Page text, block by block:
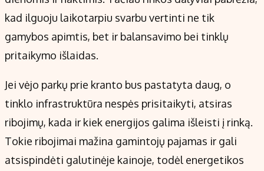
kad ilguoju laikotarpiu svarbu vertinti ne tik
gamybos apimtis, bet ir balansavimo bei tinklų
pritaikymo išlaidas.
Jei vėjo parkų prie kranto bus pastatyta daug, o
tinklo infrastruktūra nespės prisitaikyti, atsiras
ribojimų, kada ir kiek energijos galima išleisti į rinką.
Tokie ribojimai mažina gamintojų pajamas ir gali
atsispindėti galutinėje kainoje, todėl energetikos